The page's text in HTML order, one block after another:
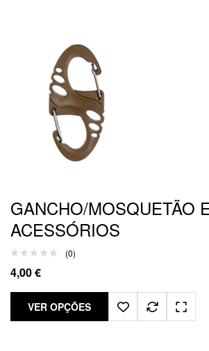
GANCHO/MOSQUETÃO
ACESSÓRIOS
(0)
4,00€
VER OPÇÕES